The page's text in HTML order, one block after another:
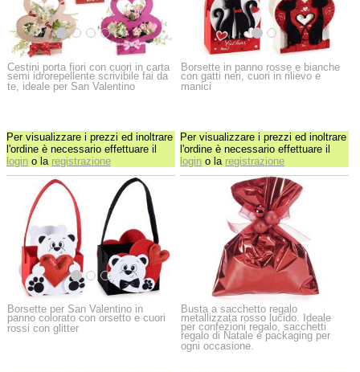
Cestini porta fiori con cuori in carta
semi idrorepellente scrivibile fai da
te, ideale per San Valentino
Per visualizzare i prezzi ed inoltrare
l'ordine è necessario effettuare il
login o la registrazione
Borsette in panno rosse e bianche
con gatti neri, cuori in rilievo e
manici
Per visualizzare i prezzi ed inoltrare
l'ordine è necessario effettuare il
login o la registrazione
Borsette per San Valentino in
panno colorato con orsetto e cuori
rossi con glitter
Busta a sacchetto regalo
metallizzata rosso lucido. Ideale
per confezioni regalo, sacchetti
regalo di Natale e packaging per
ogni occasione.